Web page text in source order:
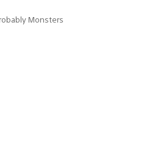
Monsters